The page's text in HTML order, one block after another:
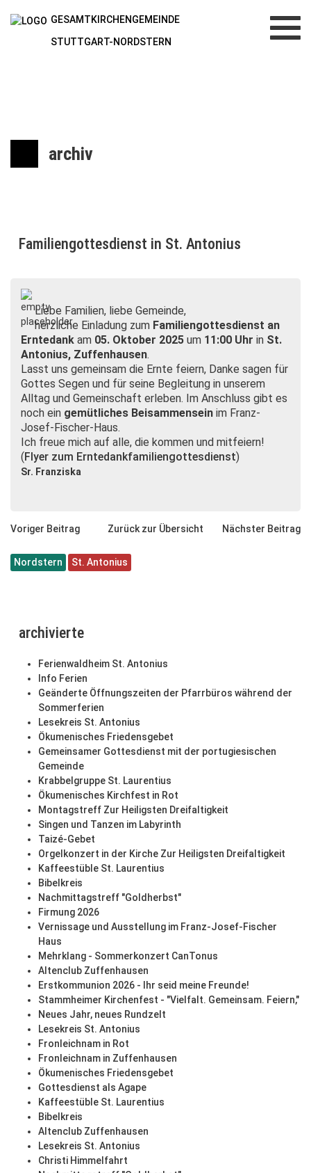
GESAMTKIRCHENGEMEINDE
STUTTGART-NORDSTERN
archiv
Familiengottesdienst in St. Antonius
Liebe Familien, liebe Gemeinde,
herzliche Einladung zum Familiengottesdienst an
Erntedank am 05. Oktober 2025 um 11:00 Uhr in St.
Antonius, Zuffenhausen.
Lasst uns gemeinsam die Ernte feiern, Danke sagen für
Gottes Segen und für seine Begleitung in unserem
Alltag und Gemeinschaft erleben. Im Anschluss gibt es
noch ein gemütliches Beisammensein im Franz-
Josef-Fischer-Haus.
Ich freue mich auf alle, die kommen und mitfeiern!
(Flyer zum Erntedankfamiliengottesdienst)
Sr. Franziska
Voriger Beitrag Zurück zur Übersicht Nächster Beitrag
Nordstern St. Antonius
archivierte
Ferienwaldheim St. Antonius
Info Ferien
Geänderte Öffnungszeiten der Pfarrbüros während der
Sommerferien
Lesekreis St. Antonius
Ökumenisches Friedensgebet
Gemeinsamer Gottesdienst mit der portugiesischen
Gemeinde
Krabbelgruppe St. Laurentius
Ökumenisches Kirchfest in Rot
Montagstreff Zur Heiligsten Dreifaltigkeit
Singen und Tanzen im Labyrinth
Taizé-Gebet
Orgelkonzert in der Kirche Zur Heiligsten Dreifaltigkeit
Kaffeestüble St. Laurentius
Bibelkreis
Nachmittagstreff "Goldherbst"
Firmung 2026
Vernissage und Ausstellung im Franz-Josef-Fischer
Haus
Mehrklang - Sommerkonzert CanTonus
Altenclub Zuffenhausen
Erstkommunion 2026 - Ihr seid meine Freunde!
Stammheimer Kirchenfest - "Vielfalt. Gemeinsam. Feiern,"
Neues Jahr, neues Rundzelt
Lesekreis St. Antonius
Fronleichnam in Rot
Fronleichnam in Zuffenhausen
Ökumenisches Friedensgebet
Gottesdienst als Agape
Kaffeestüble St. Laurentius
Bibelkreis
Altenclub Zuffenhausen
Lesekreis St. Antonius
Christi Himmelfahrt